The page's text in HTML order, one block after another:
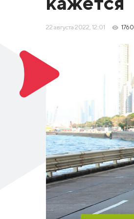
22 августа 2022, 12:01 1760